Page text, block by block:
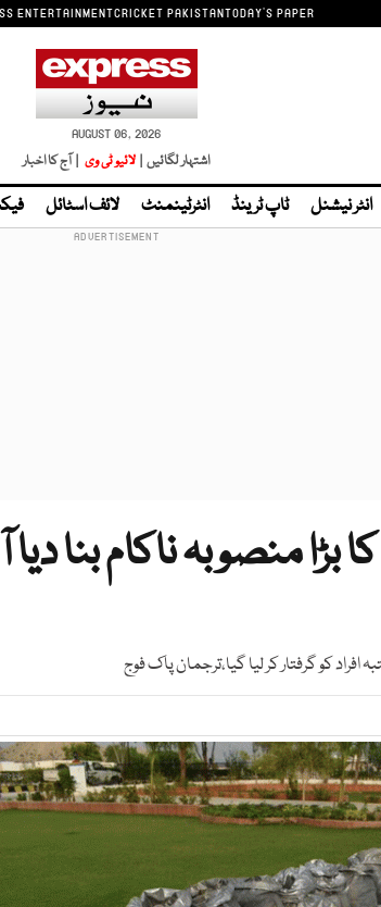
ENTERTAINMENTCRICKET PAKISTANTODAY'S PAPER
AUGUST 06, 2026
اشتہار لگائیں | لائیو ٹی وی | آج کا اخبار
انٹر نیشنل ٹاپ ٹرینڈ انٹرٹینمنٹ لائف اسٹائل
منصوبہ ناکام بنا